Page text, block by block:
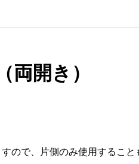
開き）
ので、片側のみ使用すること